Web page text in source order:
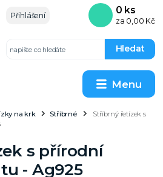
Menu
Přihlášení
Hledat
0 ks
za 0,00 Kč
na krk Stříbrné
Stříbrný řetízek s
s přírodní
- Ag925